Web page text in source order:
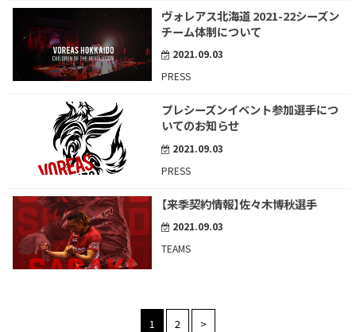
ヴォレアス北海道 2021-22シーズン
チーム体制について
2021.09.03
PRESS
プレシーズンイベント参加選手につ
いてのお知らせ
2021.09.03
PRESS
【来季契約情報】佐々木博秋選手
2021.09.03
TEAMS
1 2 >